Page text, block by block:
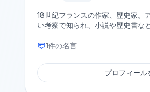
18世紀フランスの作家、歴史家。
い考察で知られ、小説や歴史書な
1件の名言
プロフィール